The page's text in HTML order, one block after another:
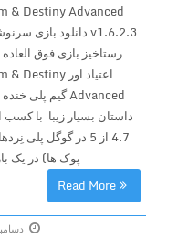
Doom & Destiny Advanced
v1.6.2.3 دانلود بازی سرنوشت و
رستاخیز بازی فوق العاده زیبا و
اعتیاد اور Doom & Destiny
Advanced گیم پلی خنده دار با
داستان بسیار زیبا با کسب امتیاز
4.7 از 5 در گوگل پلی نِردها (کله
پوک ها) در یک بازی...
Read More
دسامبر 4, 2016